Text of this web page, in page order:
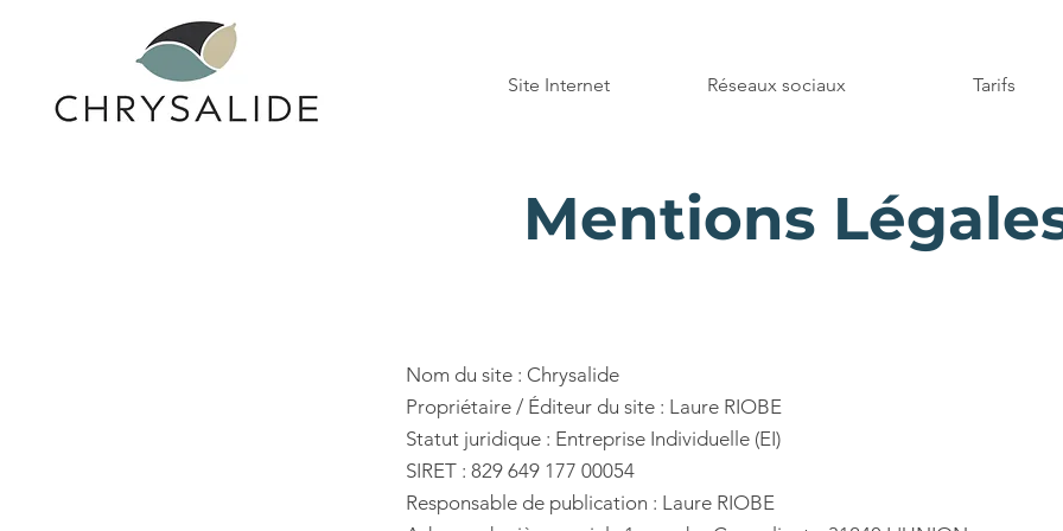
Site Internet Réseaux sociaux Tarifs
Mentions
Nom du site : Chrysalide
Propriétaire / Éditeur du site : Laure RIOBE
Statut juridique : Entreprise Individuelle (EI)
SIRET : 829 649 177 00054
Responsable de publication : Laure RIOBE